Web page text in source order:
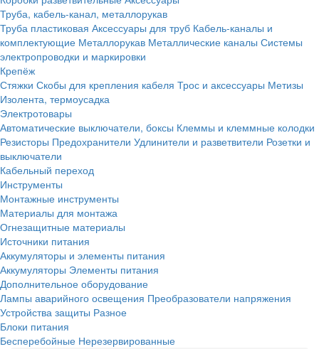
Труба, кабель-канал, металлорукав
Труба пластиковая Аксессуары для труб Кабель-каналы и
комплектующие Металлорукав Металлические каналы Системы
электропроводки и маркировки
Крепёж
Стяжки Скобы для крепления кабеля Трос и аксессуары Метизы
Изолента, термоусадка
Электротовары
Автоматические выключатели, боксы Клеммы и клеммные колодки
Резисторы Предохранители Удлинители и разветвители Розетки и
выключатели
Кабельный переход
Инструменты
Монтажные инструменты
Материалы для монтажа
Огнезащитные материалы
Источники питания
Аккумуляторы и элементы питания
Аккумуляторы Элементы питания
Дополнительное оборудование
Лампы аварийного освещения Преобразователи напряжения
Устройства защиты Разное
Блоки питания
Бесперебойные Нерезервированные